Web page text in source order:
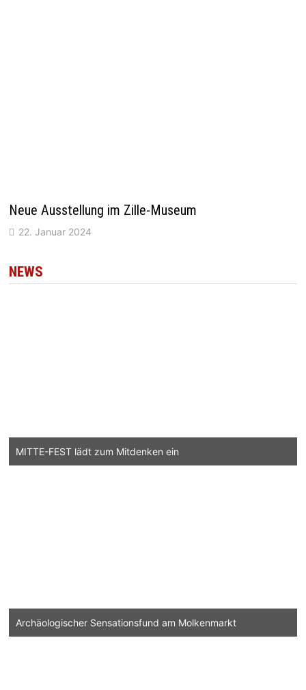
Neue Ausstellung im Zille-Museum
22. Januar 2024
NEWS
MITTE-FEST lädt zum Mitdenken ein
Archäologischer Sensationsfund am Molkenmarkt